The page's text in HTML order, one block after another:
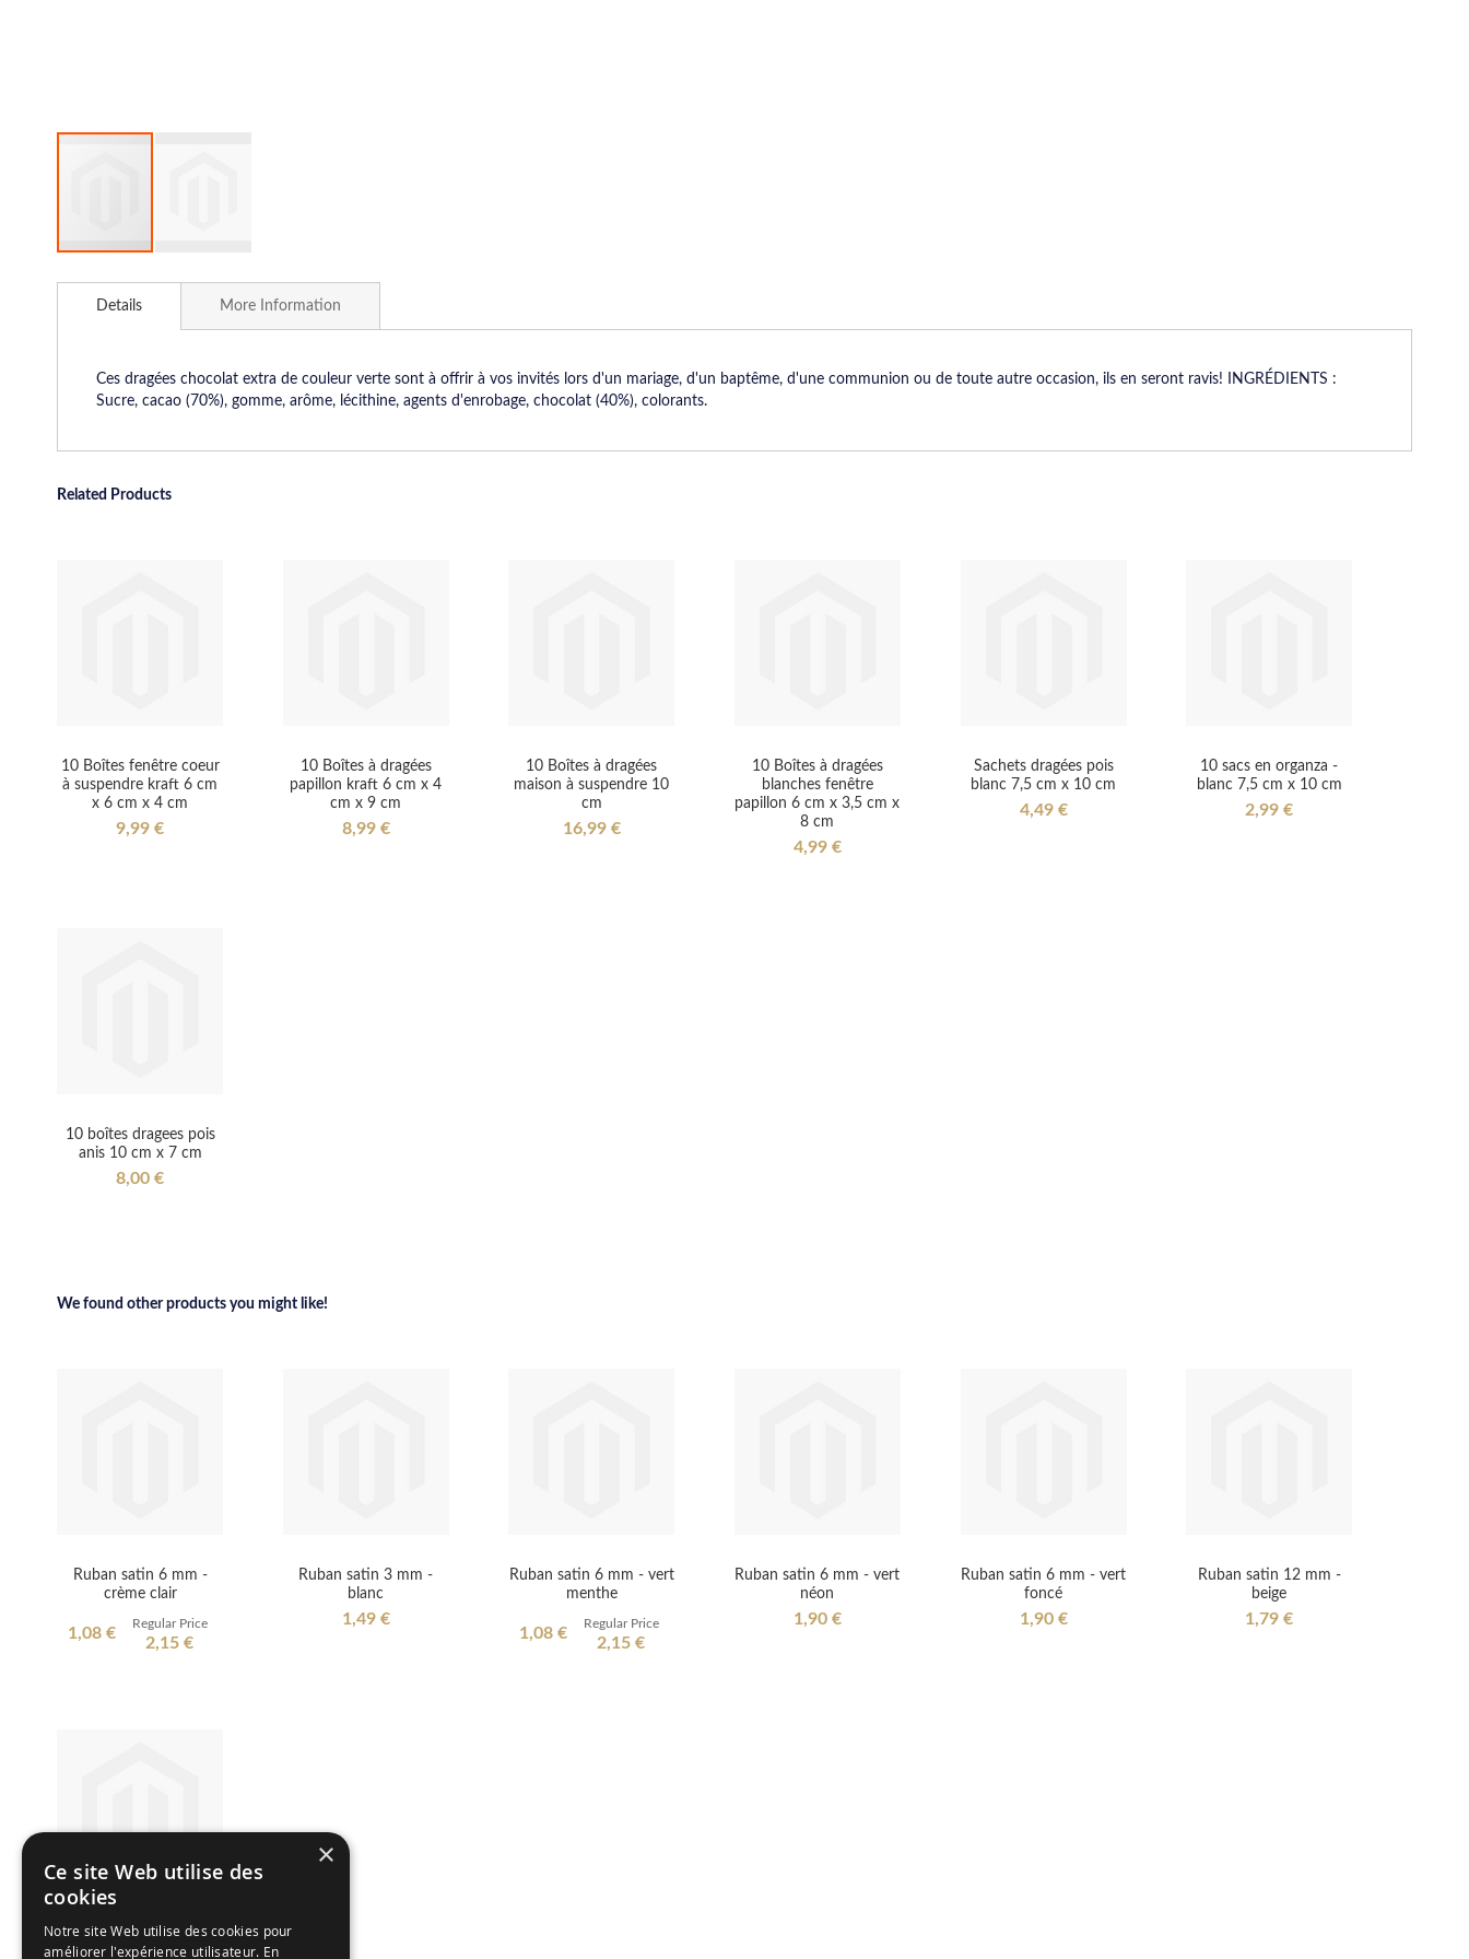
to
images
Details
Ces dragées chocolat extra de couleur verte sont à offrir à vos invités lors d'un mariage, d'un baptême, d'une communion ou de toute autre occasion, ils en seront ravis! INGRÉDIENTS :
Sucre, cacao (70%), gomme, arôme, lécithine, agents d'enrobage, chocolat (40%), colorants.
More Information
Related Products
10 Boîtes fenêtre coeur
à suspendre kraft 6 cm
x 6 cm x 4 cm
9,99 €
10 Boîtes à dragées
papillon kraft 6 cm x 4
cm x 9 cm
8,99 €
10 Boîtes à dragées
maison à suspendre 10
cm
16,99 €
10 Boîtes à dragées
blanches fenêtre
papillon 6 cm x 3,5 cm x
8 cm
4,99 €
Sachets dragées pois
blanc 7,5 cm x 10 cm
4,49 €
10 sacs en organza -
blanc 7,5 cm x 10 cm
2,99 €
10 boîtes dragees pois
anis 10 cm x 7 cm
8,00 €
We found other products you might like!
Ruban satin 6 mm -
crème clair
Special
1,08 €
Regular Price
2,15 €
Ruban satin 3 mm -
blanc
1,49 €
Ruban satin 6 mm - vert
menthe
Special
1,08 €
Regular Price
2,15 €
Ruban satin 6 mm - vert
néon
1,90 €
Ruban satin 6 mm - vert
foncé
1,90 €
Ruban satin 12 mm -
beige
1,79 €
Ruban satin crème –
12mm x 25m
×
Ce site Web utilise des
cookies
Notre site Web utilise des cookies pour
améliorer l'expérience utilisateur. En